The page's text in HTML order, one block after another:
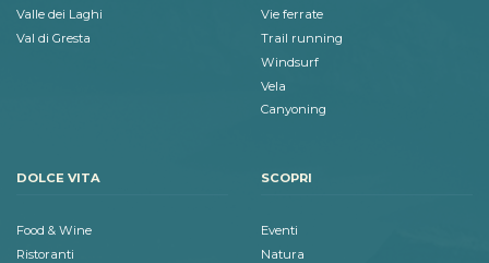
Valle dei Laghi
Val di Gresta
Vie ferrate
Trail running
Windsurf
Vela
Canyoning
DOLCE VITA
Food & Wine
Ristoranti
SCOPRI
Eventi
Natura